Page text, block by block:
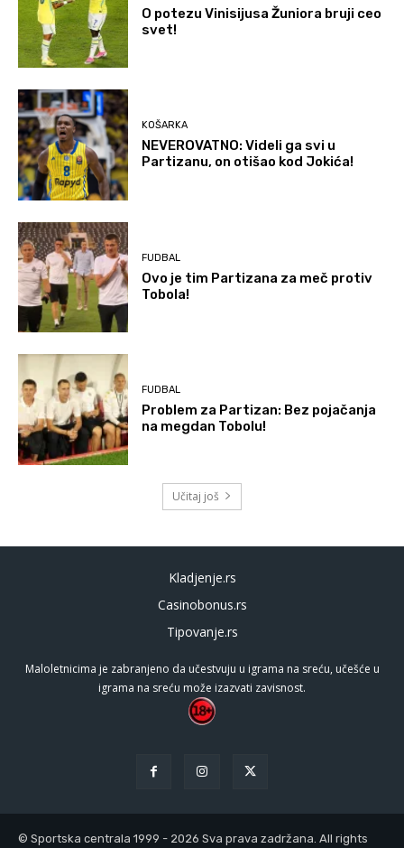
O potezu Vinisijusa Žuniora bruji ceo
svet!
KOŠARKA
NEVEROVATNO: Videli ga svi u
Partizanu, on otišao kod Jokića!
FUDBAL
Ovo je tim Partizana za meč protiv
Tobola!
FUDBAL
Problem za Partizan: Bez pojačanja
na megdan Tobolu!
Učitaj još
Kladjenje.rs
Casinobonus.rs
Tipovanje.rs
Maloletnicima je zabranjeno da učestvuju u igrama na sreću, učešće u
igrama na sreću može izazvati zavisnost.
© Sportska centrala 1999 - 2026 Sva prava zadržana. All rights